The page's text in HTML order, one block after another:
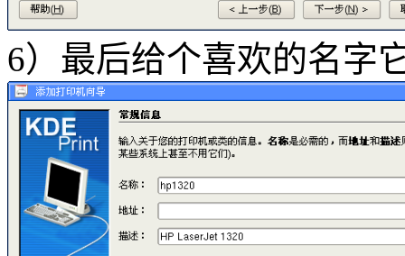
6）最后给个喜欢的名字